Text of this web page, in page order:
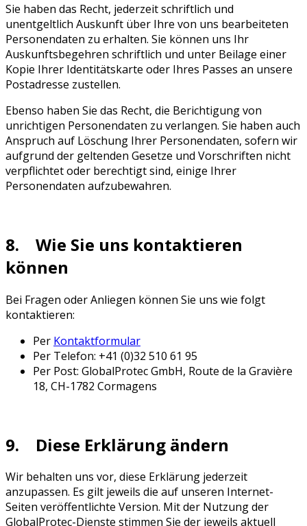
Sie haben das Recht, jederzeit schriftlich und
unentgeltlich Auskunft über Ihre von uns bearbeiteten
Personendaten zu erhalten. Sie können uns Ihr
Auskunftsbegehren schriftlich und unter Beilage einer
Kopie Ihrer Identitätskarte oder Ihres Passes an unsere
Postadresse zustellen.
Ebenso haben Sie das Recht, die Berichtigung von
unrichtigen Personendaten zu verlangen. Sie haben auch
Anspruch auf Löschung Ihrer Personendaten, sofern wir
aufgrund der geltenden Gesetze und Vorschriften nicht
verpflichtet oder berechtigt sind, einige Ihrer
Personendaten aufzubewahren.
8. Wie Sie uns kontaktieren
können
Bei Fragen oder Anliegen können Sie uns wie folgt
kontaktieren:
Per Kontaktformular
Per Telefon: +41 (0)32 510 61 95
Per Post: GlobalProtec GmbH, Route de la Gravière
18, CH-1782 Cormagens
9. Diese Erklärung ändern
Wir behalten uns vor, diese Erklärung jederzeit
anzupassen. Es gilt jeweils die auf unseren Internet-
Seiten veröffentlichte Version. Mit der Nutzung der
GlobalProtec-Dienste stimmen Sie der jeweils aktuell